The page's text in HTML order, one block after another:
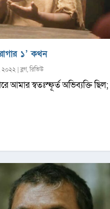
১’ কথন
২০২২ |ব্লগ,রিভিউ
আমার স্বতঃস্ফূর্ত অভিব্যক্তি ছিল;